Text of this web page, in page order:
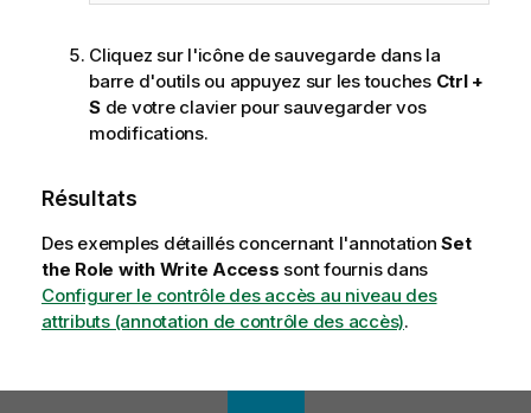
Cliquez sur l'icône de sauvegarde dans la
barre d'outils ou appuyez sur les touches Ctrl +
Sde votre clavier pour sauvegarder vos
modifications.
Résultats
Des exemples détaillés concernant l'annotationSet
the Role with Write Access sont fournis dans
Configurer le contrôle des accès au niveau des
attributs (annotation de contrôle des accès).